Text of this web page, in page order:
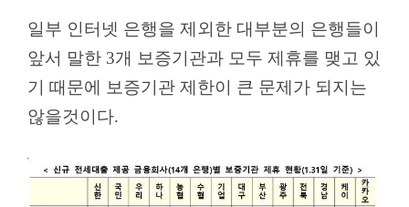
일부 인터넷 은행을 제외한 대부분의 은행들이
앞서 말한 3개 보증기관과 모두 제휴를 맺고 있
기 때문에 보증기관 제한이 큰 문제가 되지는
않을것이다.